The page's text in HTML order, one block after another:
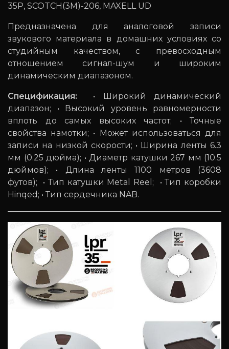
35P, SCOTCH(3M)-206, MAXELL UD
Предназначена для аналоговой записи
звукового материала в домашних условиях со
студийным качеством, с превосходным
отношением сигнал-шум и широким
динамическим диапазоном.
Спецификация: • Широкий динамический
диапазон; • Высокий уровень равномерности
вплоть до самых высоких частот; • Точные
свойства намотки; • Может использоваться для
записи на низкой скорости; • Ширина ленты 6.3
мм (0.25 дюйма); • Диаметр катушки 267 мм (10.5
дюймов); • Длина ленты 1100 метров (3608
футов); • Тип катушки Metal Reel; • Тип коробки
Hinqed; • Тип сердечника NAB.